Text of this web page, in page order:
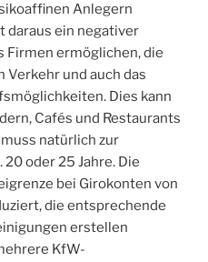
Anlegern
daraus ein negativer
Firmen ermöglichen, die
Verkehr und auch das
Dies kann
Cafés und Restaurants
natürlich zur
20 oder 25 Jahre. Die
bei Girokonten von
die entsprechende
erstellen
KfW-